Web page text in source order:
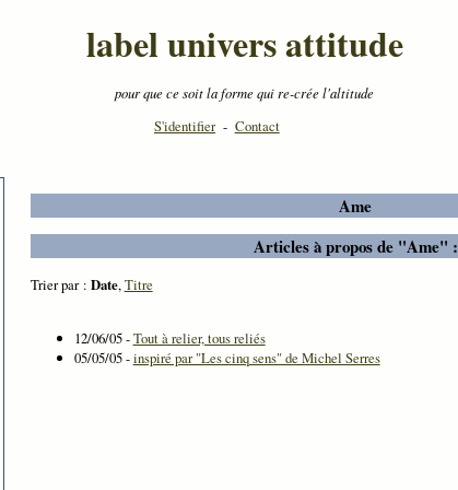
label univers attitude
pour que ce soit la forme qui re-crée l'altitude
S'identifier - Contact
Ame
Articles à propos de "Ame" :
Trier par : Date,Titre
12/06/05 -Tout à relier, tous reliés
05/05/05 -inspiré par "Les cinq sens" de Michel Serres